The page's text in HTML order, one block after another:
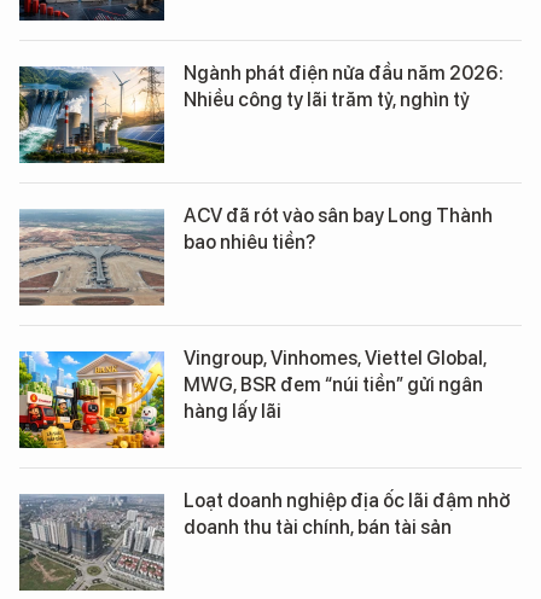
Ngành phát điện nửa đầu năm 2026:
Nhiều công ty lãi trăm tỷ, nghìn tỷ
ACV đã rót vào sân bay Long Thành
bao nhiêu tiền?
Vingroup, Vinhomes, Viettel Global,
MWG, BSR đem “núi tiền” gửi ngân
hàng lấy lãi
Loạt doanh nghiệp địa ốc lãi đậm nhờ
doanh thu tài chính, bán tài sản